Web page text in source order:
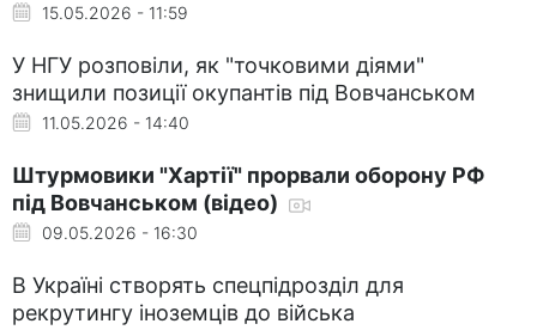
15.05.2026 - 11:59
У НГУ розповіли, як "точковими діями"
знищили позиції окупантів під Вовчанськом
11.05.2026 - 14:40
Штурмовики "Хартії" прорвали оборону РФ
під Вовчанськом (відео)
09.05.2026 - 16:30
В Україні створять спецпідрозділ для
рекрутингу іноземців до війська